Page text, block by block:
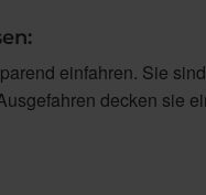
einfahren. Sie
decken sie